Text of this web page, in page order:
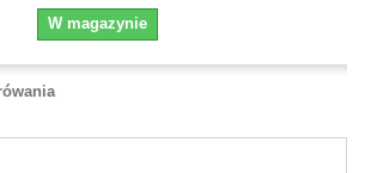
W magazynie